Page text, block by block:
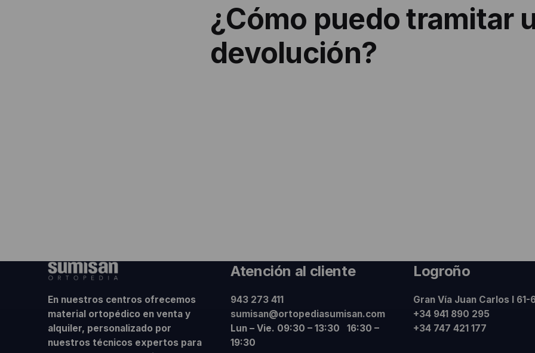
¿Cómo puedo tramitar
devolución?
En nuestros centros ofrecemos
material ortopédico en venta y
alquiler, personalizado por
nuestros técnicos expertos para
Atención al cliente
943 273 411
sumisan@ortopediasumisan.com
Lun – Vie. 09:30 – 13:30 16:30 –
19:30
Logroño
Gran Vía Juan Carlos I 61-
+34 941 890 295
+34 747 421 177